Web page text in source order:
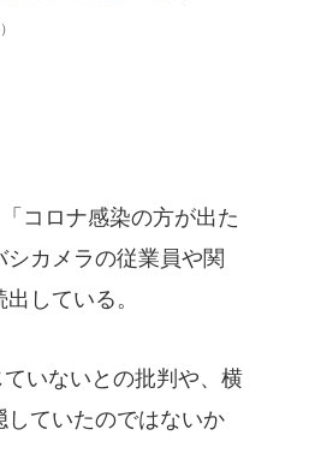
コロナ感染の方が出た
カメラの従業員や関
している。
いないとの批判や、横
ていたのではないか